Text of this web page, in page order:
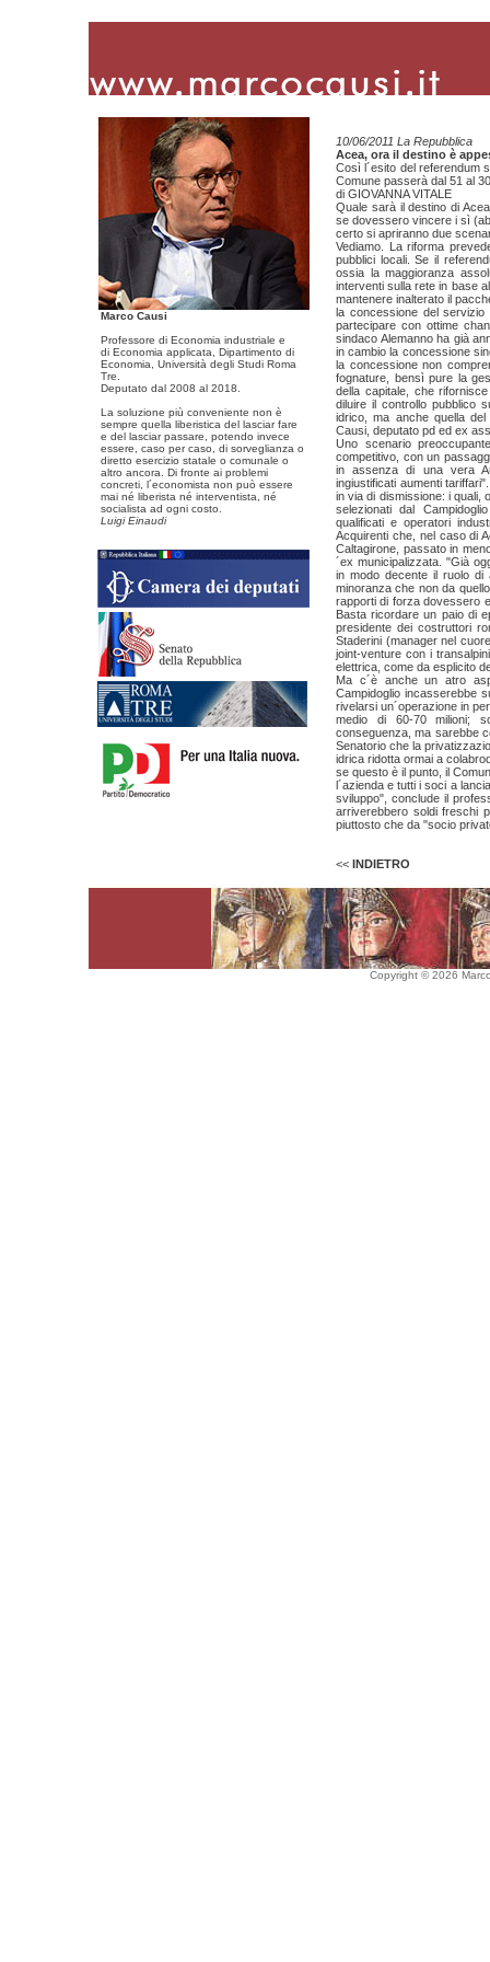
Marco Causi
Professore di Economia industriale e
di Economia applicata, Dipartimento di
Economia, Università degli Studi Roma
Tre.
Deputato dal 2008 al 2018.
La soluzione più conveniente non è
sempre quella liberistica del lasciar fare
e del lasciar passare, potendo invece
essere, caso per caso, di sorveglianza o
diretto esercizio statale o comunale o
altro ancora. Di fronte ai problemi
concreti, l´economista non può essere
mai né liberista né interventista, né
socialista ad ogni costo.
Luigi Einaudi
10/06/2011 La Repubblica
Acea, ora il destino è
Così l´esito del referendum
Comune passerà dal 51 al
di GIOVANNA VITALE
Quale sarà il destino di
se dovessero vincere i sì
certo si apriranno due
Vediamo. La riforma
pubblici locali. Se il
ossia la maggioranza
interventi sulla rete in base
mantenere inalterato il
la concessione del servizio
partecipare con ottime
sindaco Alemanno ha già
in cambio la concessione
la concessione non
fognature, bensì pure la
della capitale, che
diluire il controllo pubblico
idrico, ma anche quella del
Causi, deputato pd ed ex
Uno scenario
competitivo, con un
in assenza di una vera
ingiustificati aumenti
in via di dismissione: i quali,
selezionati dal
qualificati e operatori
Acquirenti che, nel caso di
Caltagirone, passato in
´ex municipalizzata. "Già
in modo decente il ruolo di
minoranza che non da
rapporti di forza dovessero
Basta ricordare un paio di
presidente dei costruttori
Staderini (manager nel
joint-venture con i
elettrica, come da esplicito
Ma c´è anche un atro
Campidoglio incasserebbe
rivelarsi un´operazione in
medio di 60-70 milioni;
conseguenza, ma sarebbe
Senatorio che la
idrica ridotta ormai a
se questo è il punto, il
l´azienda e tutti i soci a
sviluppo", conclude il
arriverebbero soldi freschi
piuttosto che da "socio
<< INDIETRO
Copyright © 2026